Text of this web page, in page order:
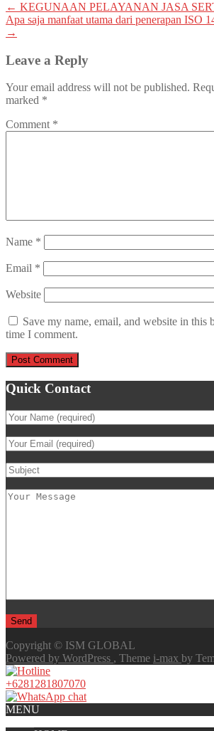
← KEGUNAAN PELAYANAN JASA
Apa saja manfaat utama dari penerapan ISO
→
Leave a Reply
Your email address will not be published.
marked *
Comment *
Name *
Email *
Website
Save my name, email, and website in this
time I comment.
Quick Contact
Copyright © ISM GLOBAL
Powered by WordPress , Theme i-max by
+6281281807070
MENU